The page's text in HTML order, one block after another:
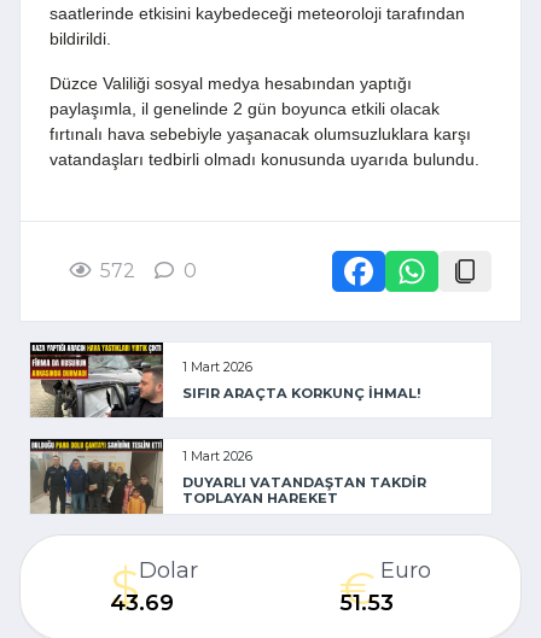
saatlerinde etkisini kaybedeceği meteoroloji tarafından
bildirildi.
Düzce Valiliği sosyal medya hesabından yaptığı
paylaşımla, il genelinde 2 gün boyunca etkili olacak
fırtınalı hava sebebiyle yaşanacak olumsuzluklara karşı
vatandaşları tedbirli olmadı konusunda uyarıda bulundu.
572 0
1 Mart 2026
SIFIR ARAÇTA KORKUNÇ İHMAL!
1 Mart 2026
DUYARLI VATANDAŞTAN TAKDİR
TOPLAYAN HAREKET
Dolar
43.69
Euro
51.53